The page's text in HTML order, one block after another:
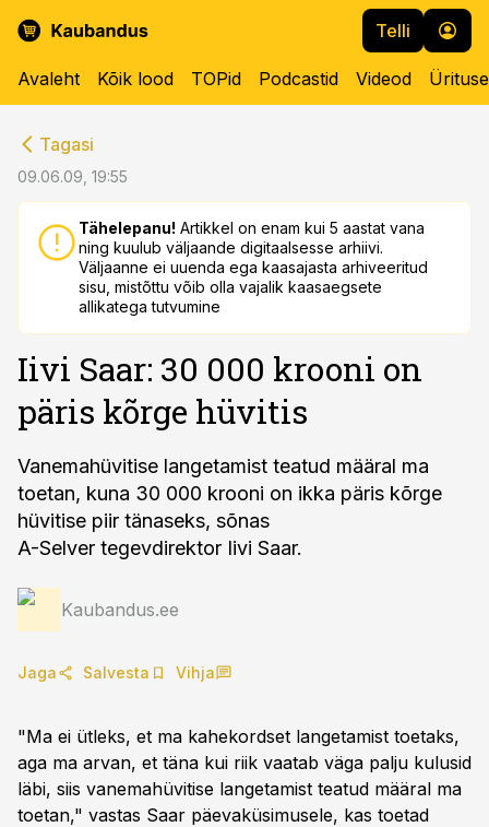
Telli
Avaleht Kõik lood TOPid Podcastid Videod
Tagasi
09.06.09, 19:55
Tähelepanu! Artikkel on enam kui 5 aastat vana
ning kuulub väljaande digitaalsesse arhiivi.
Väljaanne ei uuenda ega kaasajasta arhiveeritud
sisu, mistõttu võib olla vajalik kaasaegsete
allikatega tutvumine
Iivi Saar: 30 000 krooni on
päris kõrge hüvitis
Vanemahüvitise langetamist teatud määral ma
toetan, kuna 30 000 krooni on ikka päris kõrge
hüvitise piir tänaseks, sõnas
A-Selver tegevdirektor Iivi Saar.
Kaubandus.ee
Jaga Salvesta Vihja
"Ma ei ütleks, et ma kahekordset langetamist toetaks,
aga ma arvan, et täna kui riik vaatab väga palju kulusid
läbi, siis vanemahüvitise langetamist teatud määral ma
toetan," vastas Saar päevaküsimusele, kas toetad